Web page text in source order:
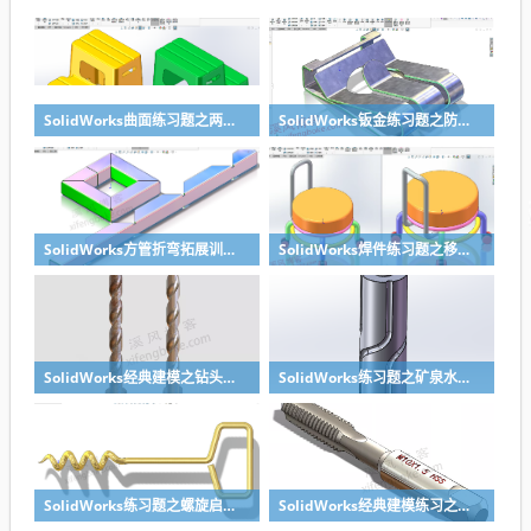
SolidWorks曲面练习题之两步踢凳建模，看似曲面实则特征 SolidWorks钣金练习题之防松档卡建模，钣金命令综合练习
SolidWorks方管折弯拓展训练，你会了吗？ SolidWorks焊件练习题之移动小矮凳，思路对了就不难
SolidWorks经典建模之钻头刀具的绘制，螺纹收尾是关键技巧 SolidWorks练习题之矿泉水瓶的绘制，难度不大主要是顶部螺纹的处理
SolidWorks练习题之螺旋启瓶器，螺旋头是关键 SolidWorks经典建模练习之丝锥攻丝钻头的绘制，常规命令练习